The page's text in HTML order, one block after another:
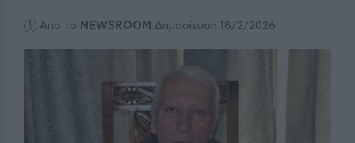
Από το NEWSROOM Δημοσίευση 18/2/2026